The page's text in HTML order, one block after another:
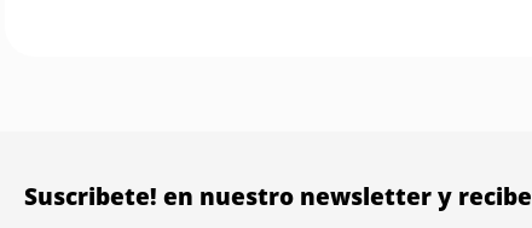
Suscribete! en nuestro newsletter y recibe